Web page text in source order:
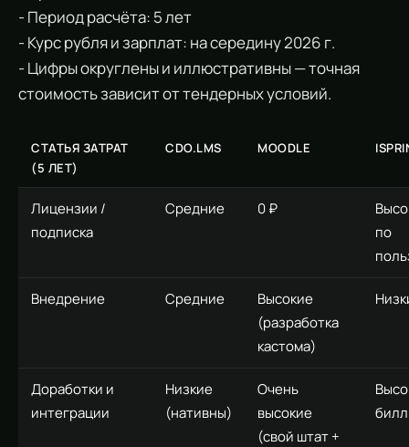
- Период расчёта: 5 лет
- Курс рубля и зарплат: на середину 2026 г.
- Цифры округлены и иллюстративны — точная
стоимость зависит от тендерных условий.
СТАТЬЯ ЗАТРАТ
(5 ЛЕТ)
CDO.LMS MOODLE
Лицензии /
подписка
Средние 0 ₽
по
Внедрение Средние
Высокие
(разработка
кастома)
Доработки и
интеграции
Низкие
(нативны)
Очень
высокие
(свой штат +